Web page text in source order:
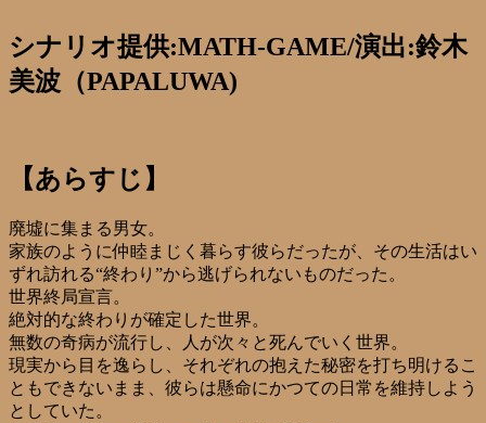
シナリオ提供:MATH-GAME/演出:鈴木
美波（PAPALUWA)
【あらすじ】
廃墟に集まる男女。
家族のように仲睦まじく暮らす彼らだったが、その生活はい
ずれ訪れる“終わり”から逃げられないものだった。
世界終局宣言。
絶対的な終わりが確定した世界。
無数の奇病が流行し、人が次々と死んでいく世界。
現実から目を逸らし、それぞれの抱えた秘密を打ち明けるこ
ともできないまま、彼らは懸命にかつての日常を維持しよう
としていた。